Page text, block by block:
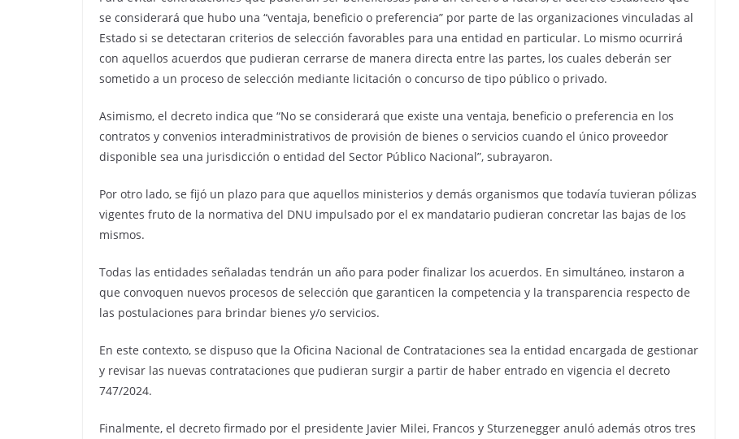
se considerará que hubo una “ventaja, beneficio o preferencia” por parte de las organizaciones vinculadas al
Estado si se detectaran criterios de selección favorables para una entidad en particular. Lo mismo ocurrirá
con aquellos acuerdos que pudieran cerrarse de manera directa entre las partes, los cuales deberán ser
sometido a un proceso de selección mediante licitación o concurso de tipo público o privado.
Asimismo, el decreto indica que “No se considerará que existe una ventaja, beneficio o preferencia en los
contratos y convenios interadministrativos de provisión de bienes o servicios cuando el único proveedor
disponible sea una jurisdicción o entidad del Sector Público Nacional”, subrayaron.
Por otro lado, se fijó un plazo para que aquellos ministerios y demás organismos que todavía tuvieran pólizas
vigentes fruto de la normativa del DNU impulsado por el ex mandatario pudieran concretar las bajas de los
mismos.
Todas las entidades señaladas tendrán un año para poder finalizar los acuerdos. En simultáneo, instaron a
que convoquen nuevos procesos de selección que garanticen la competencia y la transparencia respecto de
las postulaciones para brindar bienes y/o servicios.
En este contexto, se dispuso que la Oficina Nacional de Contrataciones sea la entidad encargada de gestionar
y revisar las nuevas contrataciones que pudieran surgir a partir de haber entrado en vigencia el decreto
747/2024.
Finalmente, el decreto firmado por el presidente Javier Milei, Francos y Sturzenegger anuló además otros tres